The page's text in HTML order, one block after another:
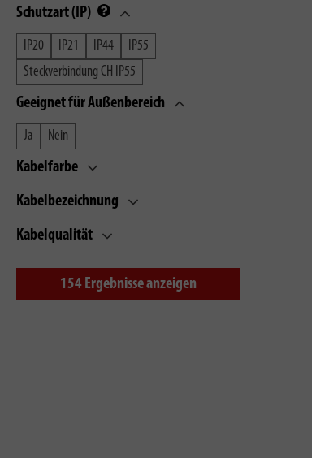
Schutzart (IP)
IP20 IP21 IP44
IP55
Steckverbindung CH IP55
Geeignet für Außenbereich
Ja Nein
Kabelfarbe
Kabelbezeichnung
Kabelqualität
154Ergebnisse anzeigen